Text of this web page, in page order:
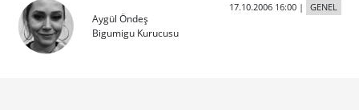
Aygül Öndeş
Bigumigu Kurucusu
17.10.2006 16:00| GENEL